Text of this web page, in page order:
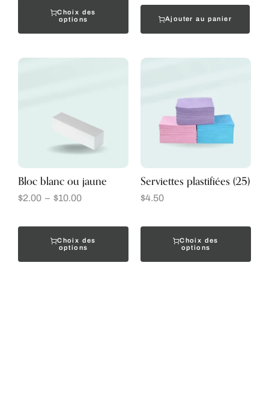
Choix des
options
Ajouter au panier
Bloc blanc ou jaune
$2.00 – $10.00
Choix des
options
Serviettes plastifiées (25)
$4.50
Choix des
options